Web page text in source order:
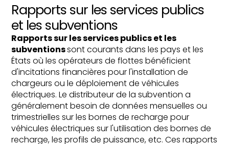
Rapports sur les services publics
et les subventions
Rapports sur les services publics et les
subventionssont courants dans les pays et les
États où les opérateurs de flottes bénéficient
d'incitations financières pour l'installation de
chargeurs ou le déploiement de véhicules
électriques. Le distributeur de la subvention a
généralement besoin de données mensuelles ou
trimestrielles sur les bornes de recharge pour
véhicules électriques sur l'utilisation des bornes de
recharge, les profils de puissance, etc. Ces rapports